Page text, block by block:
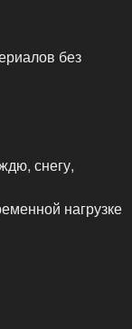
без
снегу,
нагрузке